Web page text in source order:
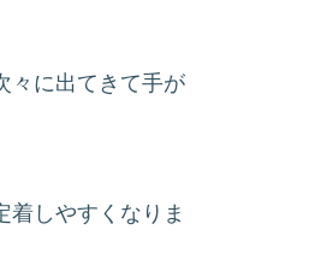
々に出てきて手が
着しやすくなりま